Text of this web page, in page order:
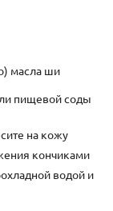
масла ши
пищевой соды
на кожу
кончиками
водой и